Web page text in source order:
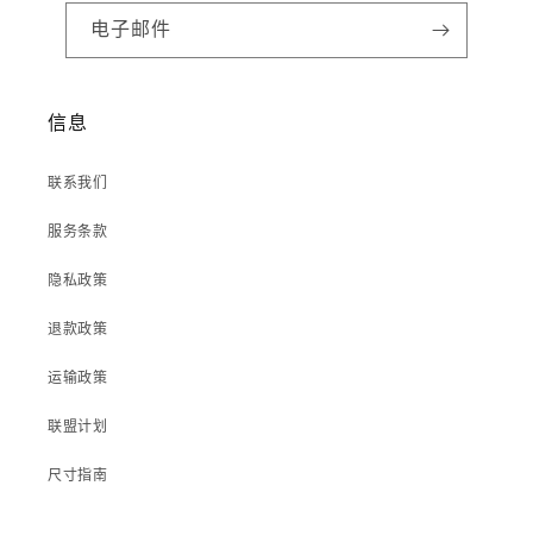
电子邮件
信息
联系我们
服务条款
隐私政策
退款政策
运输政策
联盟计划
尺寸指南